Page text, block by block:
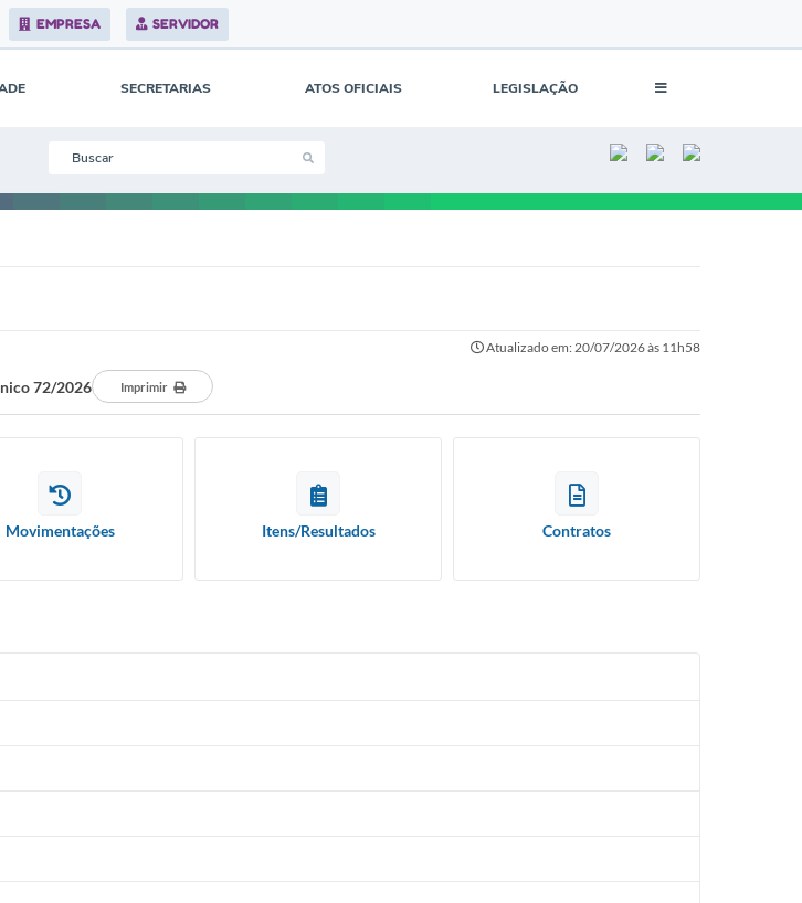
EMPRESA SERVIDOR
SECRETARIAS ATOS OFICIAIS LEGISLAÇÃO
Atualizado em: 20/07/2026 às 11h58
72/2026 Imprimir
Movimentações Itens/Resultados Contratos